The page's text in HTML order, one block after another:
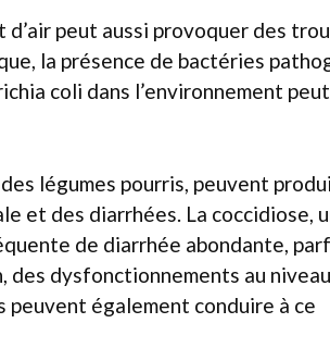
peut aussi provoquer des
la présence de bactéries
coli dans l’environnement peut
légumes pourris, peuvent
et des diarrhées. La coccidiose,
de diarrhée abondante,
des dysfonctionnements au
peuvent également conduire à ce